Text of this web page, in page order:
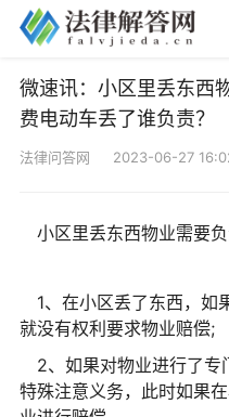
微速讯：小区里丢东西
费电动车丢了谁负责？
法律问答网 2023-06-27
小区里丢东西物业需要
1、在小区丢了东西，如
就没有权利要求物业赔偿;
2、如果对物业进行了专
特殊注意义务，此时如果